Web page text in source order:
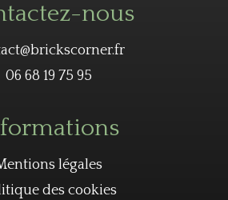
nous
06 68 19 75 95
légales
des cookies